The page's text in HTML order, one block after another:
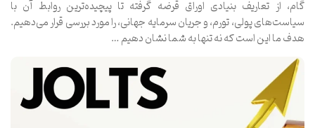
گام، از تعاریف بنیادی اوراق قرضه گرفته تا پیچیده‌ترین روابط آن با
سیاست‌های پولی، تورم، و جریان سرمایه جهانی، را مورد بررسی قرار می‌دهیم.
هدف ما این است که نه تنها به شما نشان دهیم …